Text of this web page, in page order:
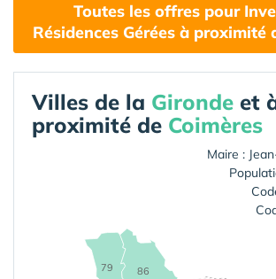
Toutes les offres pour
Résidences Gérées à proximité
Villes de la Gironde et
proximité de Coimères
Maire :
79 86